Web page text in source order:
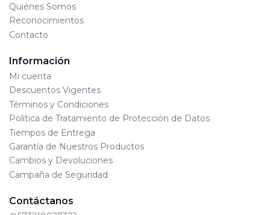
fabricación.
Quiénes Somos
Reconocimientos
Contacto
Información
Mi cuenta
Descuentos Vigentes
Términos y Condiciones
Política de Tratamiento de Protección de Datos
Tiempos de Entrega
Garantía de Nuestros Productos
Cambios y Devoluciones
Campaña de Seguridad
Contáctanos